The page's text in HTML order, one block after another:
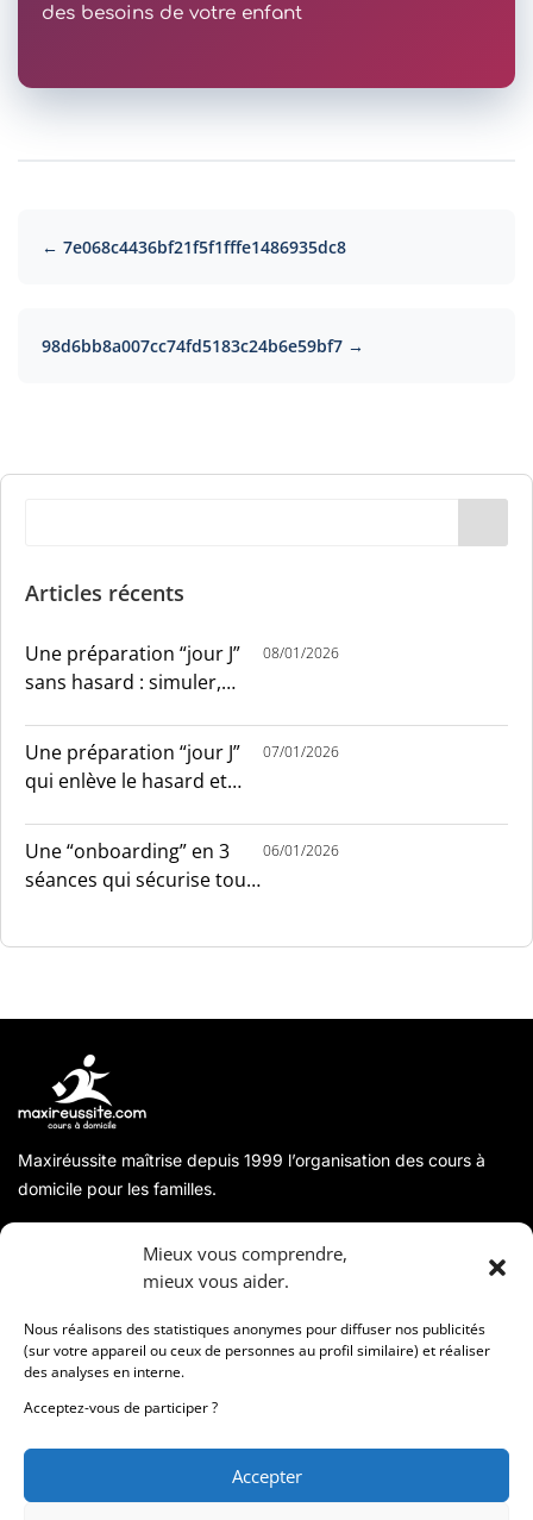
Mieux vous comprendre,
mieux vous aider.
Nous réalisons des statistiques anonymes pour diffuser nos publicités
(sur votre appareil ou ceux de personnes au profil similaire) et réaliser
des analyses en interne.
Acceptez-vous de participer ?
Accepter
des besoins de votre enfant
← 7e068c4436bf21f5f1fffe1486935dc8
98d6bb8a007cc74fd5183c24b6e59bf7 →
Articles récents
Une préparation “jour J”
sans hasard : simuler,
08/01/2026
Une préparation “jour J”
qui enlève le hasard et
07/01/2026
Une “onboarding” en 3
séances qui sécurise tout
06/01/2026
Maxiréussite maîtrise depuis 1999 l’organisation des cours à
domicile pour les familles.
Coordonnées